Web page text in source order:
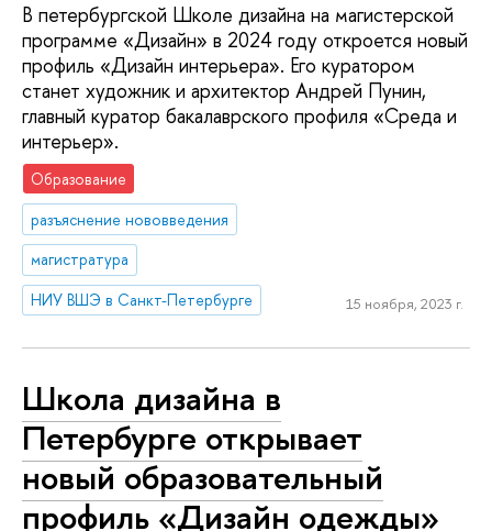
В петербургской Школе дизайна на магистерской
программе «Дизайн» в 2024 году откроется новый
профиль «Дизайн интерьера». Его куратором
станет художник и архитектор Андрей Пунин,
главный куратор бакалаврского профиля «Среда и
интерьер».
Образование
разъяснение нововведения
магистратура
НИУ ВШЭ в Санкт-Петербурге
15 ноября, 2023 г.
Школа дизайна в
Петербурге открывает
новый образовательный
профиль «Дизайн одежды»